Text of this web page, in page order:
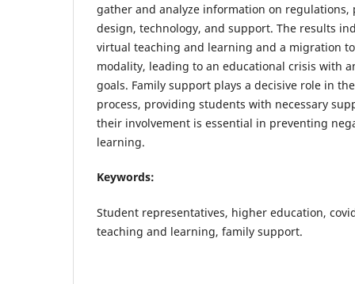
gather and analyze information on regulations,
design, technology, and support. The results
virtual teaching and learning and a migration
modality, leading to an educational crisis with
goals. Family support plays a decisive role in
process, providing students with necessary
their involvement is essential in preventing
learning.
Keywords:
Student representatives, higher education,
teaching and learning, family support.